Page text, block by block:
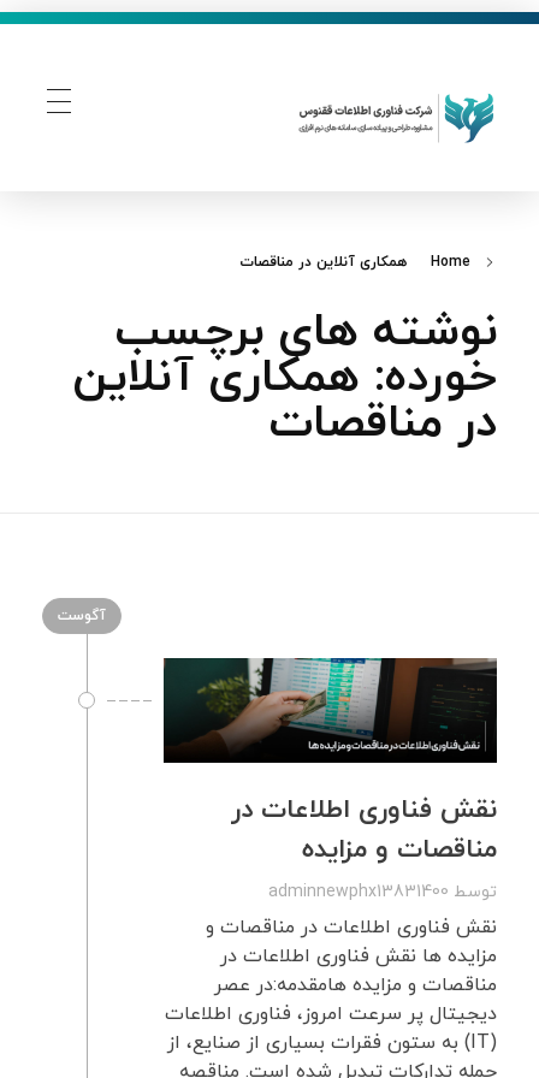
Home همکاری آنلاین در مناقصات
نوشته های برچسب
خورده: همکاری آنلاین
در مناقصات
آگوست
نقش فناوری اطلاعات در
مناقصات و مزایده
توسط adminnewphx13831400
نقش فناوری اطلاعات در مناقصات و
مزایده ها نقش فناوری اطلاعات در
مناقصات و مزایده هامقدمه:در عصر
دیجیتال پر سرعت امروز، فناوری اطلاعات
(IT) به ستون فقرات بسیاری از صنایع، از
جمله تدارکات تبدیل شده است. مناقصه